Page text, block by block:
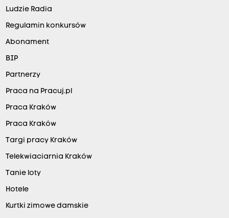
Ludzie Radia
Regulamin konkursów
Abonament
BIP
Partnerzy
Praca na Pracuj.pl
Praca Kraków
Praca Kraków
Targi pracy Kraków
Telekwiaciarnia Kraków
Tanie loty
Hotele
Kurtki zimowe damskie